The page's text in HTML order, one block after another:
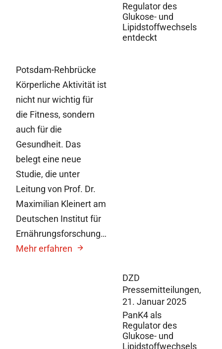
Regulator des
Glukose- und
Lipidstoffwechsels
entdeckt
DZD
Pressemitteilungen,
21. Januar 2025
PanK4 als
Regulator des
Glukose- und
Lipidstoffwechsels
Potsdam-Rehbrücke
Körperliche Aktivität ist
nicht nur wichtig für
die Fitness, sondern
auch für die
Gesundheit. Das
belegt eine neue
Studie, die unter
Leitung von Prof. Dr.
Maximilian Kleinert am
Deutschen Institut für
Ernährungsforschung…
Mehr erfahren